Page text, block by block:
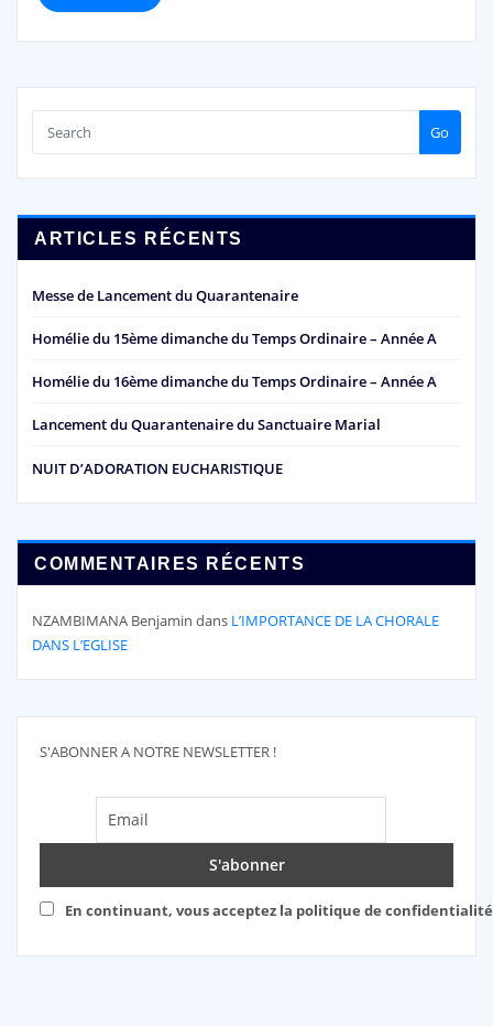
Go
ARTICLES RÉCENTS
Messe de Lancement du Quarantenaire
Homélie du 15ème dimanche du Temps Ordinaire – Année A
Homélie du 16ème dimanche du Temps Ordinaire – Année A
Lancement du Quarantenaire du Sanctuaire Marial
NUIT D’ADORATION EUCHARISTIQUE
COMMENTAIRES RÉCENTS
NZAMBIMANA Benjamin dans L’IMPORTANCE DE LA CHORALE
DANS L’EGLISE
S'ABONNER A NOTRE NEWSLETTER !
En continuant, vous acceptez la politique de confidentialité